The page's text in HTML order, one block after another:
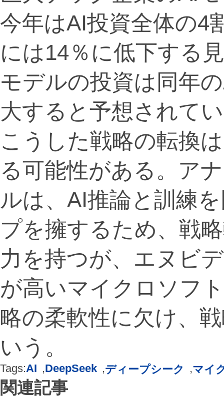
今年はAI投資全体の4
には14％に低下する
モデルの投資は同年
大すると予想されて
こうした戦略の転換
る可能性がある。ア
ルは、AI推論と訓練
プを擁するため、戦
力を持つが、エヌビ
が高いマイクロソフ
略の柔軟性に欠け、
いう。
Tags:AI ,DeepSeek ,ディープシーク ,マイ
関連記事